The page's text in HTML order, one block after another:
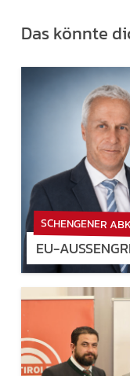
Das könnte
SCHENGENER
EU-